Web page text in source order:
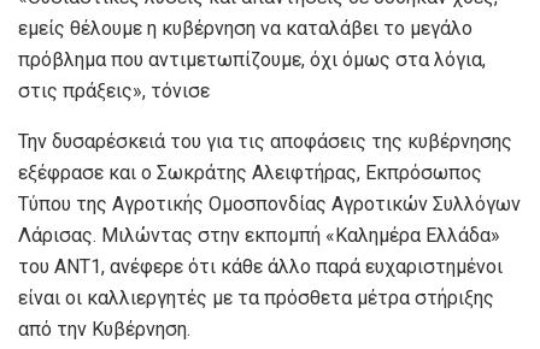
εμείς θέλουμε η κυβέρνηση να καταλάβει το μεγάλο
πρόβλημα που αντιμετωπίζουμε, όχι όμως στα λόγια,
στις πράξεις», τόνισε
Την δυσαρέσκειά του για τις αποφάσεις της κυβέρνησης
εξέφρασε και ο Σωκράτης Αλειφτήρας, Εκπρόσωπος
Τύπου της Αγροτικής Ομοσπονδίας Αγροτικών Συλλόγων
Λάρισας. Μιλώντας στην εκπομπή «Καλημέρα Ελλάδα»
του ΑΝΤ1, ανέφερε ότι κάθε άλλο παρά ευχαριστημένοι
είναι οι καλλιεργητές με τα πρόσθετα μέτρα στήριξης
από την Κυβέρνηση.